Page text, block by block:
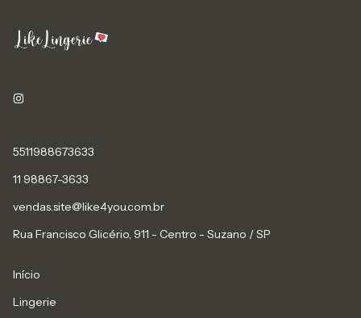
5511988673633
11 98867-3633
vendas.site@like4you.com.br
Rua Francisco Glicério, 911 - Centro - Suzano / SP
Início
Lingerie